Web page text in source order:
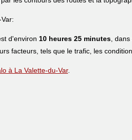
d'environ 10 heures 25 minutes ,
facteurs, tels que le trafic, les
à La Valette-du-Var.